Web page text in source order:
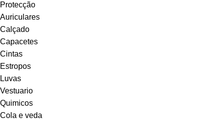
Protecção
Auriculares
Calçado
Capacetes
Cintas
Estropos
Luvas
Vestuario
Quimicos
Cola e veda